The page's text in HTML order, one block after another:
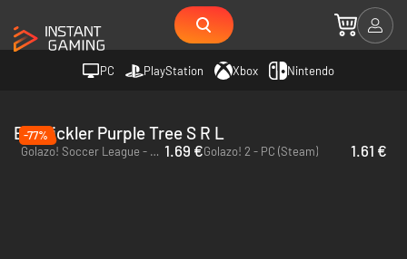
PC PlayStation Xbox Nintendo
Entwickler Purple Tree S R L
-77%
Golazo! Soccer League - PC (Steam) 1.69 €Golazo! 2 - PC (Steam) 1.61 €